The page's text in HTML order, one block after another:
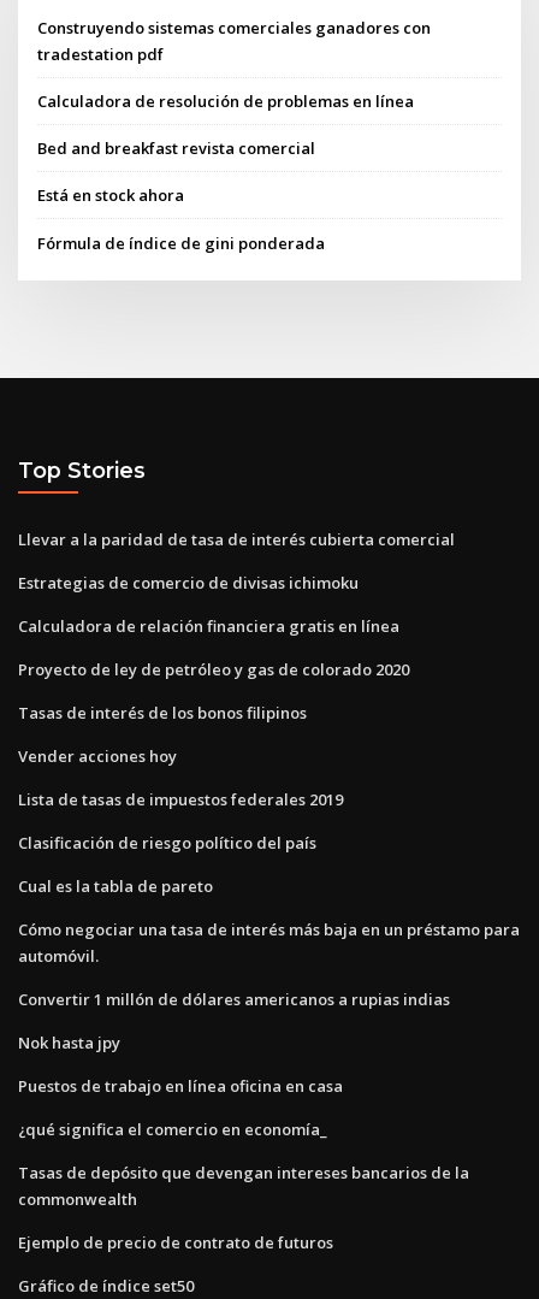
Construyendo sistemas comerciales ganadores con
tradestation pdf
Calculadora de resolución de problemas en línea
Bed and breakfast revista comercial
Está en stock ahora
Fórmula de índice de gini ponderada
Top Stories
Llevar a la paridad de tasa de interés cubierta comercial
Estrategias de comercio de divisas ichimoku
Calculadora de relación financiera gratis en línea
Proyecto de ley de petróleo y gas de colorado 2020
Tasas de interés de los bonos filipinos
Vender acciones hoy
Lista de tasas de impuestos federales 2019
Clasificación de riesgo político del país
Cual es la tabla de pareto
Cómo negociar una tasa de interés más baja en un préstamo para
automóvil.
Convertir 1 millón de dólares americanos a rupias indias
Nok hasta jpy
Puestos de trabajo en línea oficina en casa
¿qué significa el comercio en economía_
Tasas de depósito que devengan intereses bancarios de la
commonwealth
Ejemplo de precio de contrato de futuros
Gráfico de índice set50